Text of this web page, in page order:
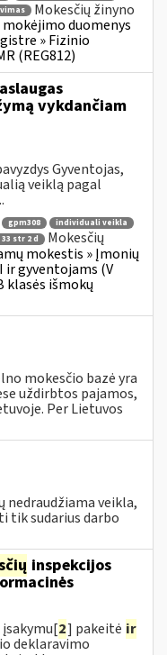
Mokesčių žinyno
duomenys
» Fizinio
(REG812)
vykdančiam
Gyventojas,
veiklą pagal
gpm308
individuali veikla
str 2 d
Mokesčių
mokestis » Įmonių
ir gyventojams (V
klasės išmokų
mokesčio bazė yra
uždirbtos pajamos,
Per Lietuvos
nedraudžiama veikla,
tik sudarius darbo
inspekcijos
2] pakeitė ir
deklaravimo